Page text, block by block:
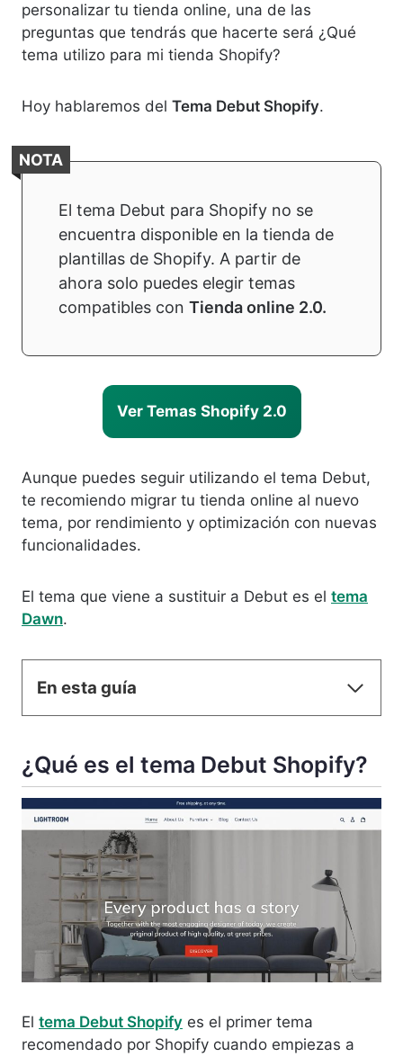
personalizar tu tienda online, una de las
preguntas que tendrás que hacerte será ¿Qué
tema utilizo para mi tienda Shopify?
Hoy hablaremos del Tema Debut Shopify.
NOTA
El tema Debut para Shopify no se
encuentra disponible en la tienda de
plantillas de Shopify. A partir de
ahora solo puedes elegir temas
compatibles con Tienda online 2.0.
Ver Temas Shopify 2.0
Aunque puedes seguir utilizando el tema Debut,
te recomiendo migrar tu tienda online al nuevo
tema, por rendimiento y optimización con nuevas
funcionalidades.
El tema que viene a sustituir a Debut es el tema
Dawn.
En esta guía
¿Qué es el tema Debut Shopify?
El tema Debut Shopify es el primer tema
recomendado por Shopify cuando empiezas a